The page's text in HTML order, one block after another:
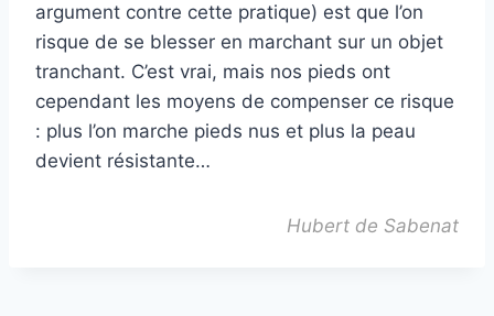
argument contre cette pratique) est que l’on
risque de se blesser en marchant sur un objet
tranchant. C’est vrai, mais nos pieds ont
cependant les moyens de compenser ce risque
: plus l’on marche pieds nus et plus la peau
devient résistante…
Hubert de Sabenat